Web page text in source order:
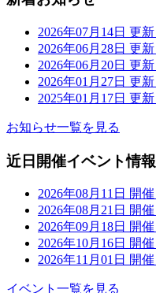
2026年07月14日 更新
2026年06月28日 更新
2026年06月20日 更新
2026年01月27日 更新
2025年01月17日 更新
お知らせ一覧を見る
近日開催イベント情報
2026年08月11日 開催
2026年08月21日 開催
2026年09月18日 開催
2026年10月16日 開催
2026年11月01日 開催
イベント一覧を見る